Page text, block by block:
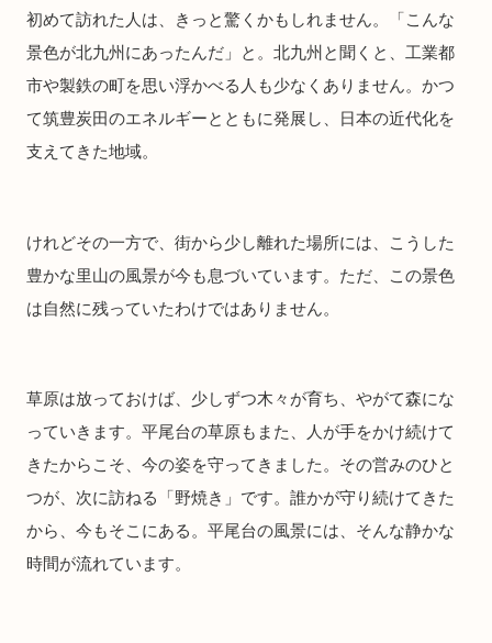
初めて訪れた人は、きっと驚くかもしれません。「こんな
景色が北九州にあったんだ」と。北九州と聞くと、工業都
市や製鉄の町を思い浮かべる人も少なくありません。かつ
て筑豊炭田のエネルギーとともに発展し、日本の近代化を
支えてきた地域。
けれどその一方で、街から少し離れた場所には、こうした
豊かな里山の風景が今も息づいています。ただ、この景色
は自然に残っていたわけではありません。
草原は放っておけば、少しずつ木々が育ち、やがて森にな
っていきます。平尾台の草原もまた、人が手をかけ続けて
きたからこそ、今の姿を守ってきました。その営みのひと
つが、次に訪ねる「野焼き」です。誰かが守り続けてきた
から、今もそこにある。平尾台の風景には、そんな静かな
時間が流れています。